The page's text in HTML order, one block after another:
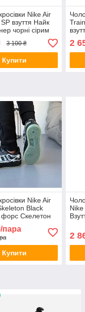
Nike Air
взуття Найк
чорні сірим
3 100 ₴
Купити
2
Nike Air
Black
форс Скелетон
Купити
2